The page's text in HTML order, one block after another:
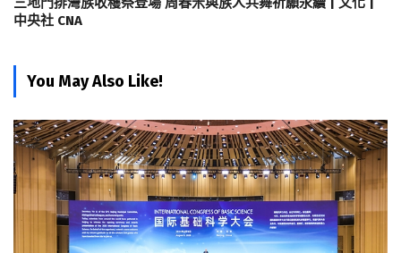
中央社 CNA
You May Also Like!